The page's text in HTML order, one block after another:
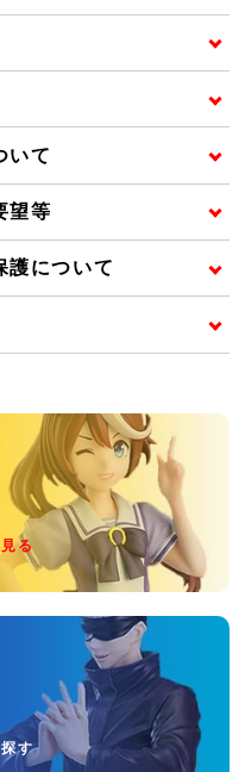
いて
望等
護について
る
す